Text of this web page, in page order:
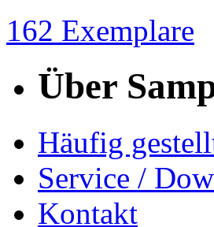
162 Exemplare
Über
Häufig
Service /
Kontakt